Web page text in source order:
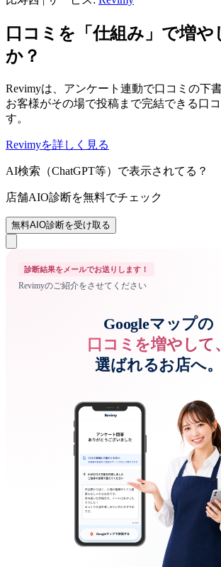
口コミを「仕組み」で増や
か？
Revimyは、アンケート連動で口コミの下
お客様がその場で投稿まで完結できる口
す。
Revimyを詳しく見る
AI検索（ChatGPT等）で表示されてる？
店舗AIO診断を無料でチェック
無料AIO診断を受け取る
診断結果をメールでお送りします！
Revimyのご紹介をさせてください
Googleマップの
口コミを増やして、
選ばれるお店へ。